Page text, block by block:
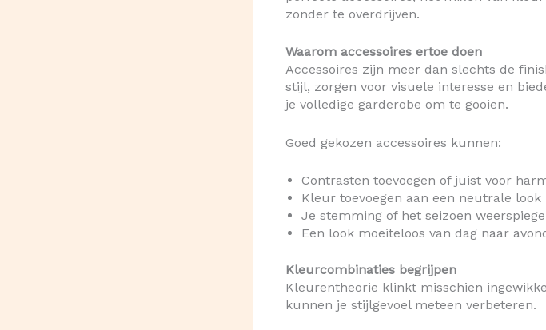
zonder te overdrijven.
Waarom accessoires ertoe doen
Accessoires zijn meer dan slechts de
stijl, zorgen voor visuele interesse en
je volledige garderobe om te gooien.
Goed gekozen accessoires kunnen:
Contrasten toevoegen of juist voor
Kleur toevoegen aan een neutrale look
Je stemming of het seizoen
Een look moeiteloos van dag naar
Kleurcombinaties begrijpen
Kleurentheorie klinkt misschien
kunnen je stijlgevoel meteen verbeteren.